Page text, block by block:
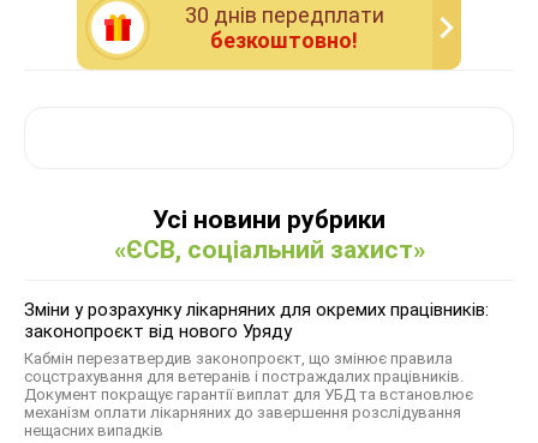
30 днiв передплати
безкоштовно!
Усі новини рубрики
«ЄСВ, соціальний захист»
Зміни у розрахунку лікарняних для окремих працівників:
законопроєкт від нового Уряду
Кабмін перезатвердив законопроєкт, що змінює правила
соцстрахування для ветеранів і постраждалих працівників.
Документ покращує гарантії виплат для УБД та встановлює
механізм оплати лікарняних до завершення розслідування
нещасних випадків